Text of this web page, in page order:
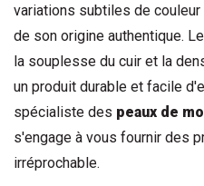
variations subtiles de
de son origine authentique.
la souplesse du cuir et la
un produit durable et facile
spécialiste des peaux de
s'engage à vous fournir des
irréprochable.